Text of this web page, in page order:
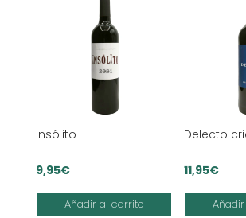
Insólito
9,95€
Añadir al carrito
Delecto
11,95€